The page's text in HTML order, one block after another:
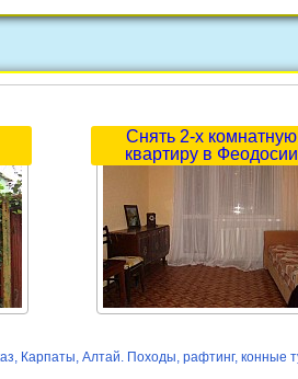
Снять 2-х комнатную
квартиру в Феодосии